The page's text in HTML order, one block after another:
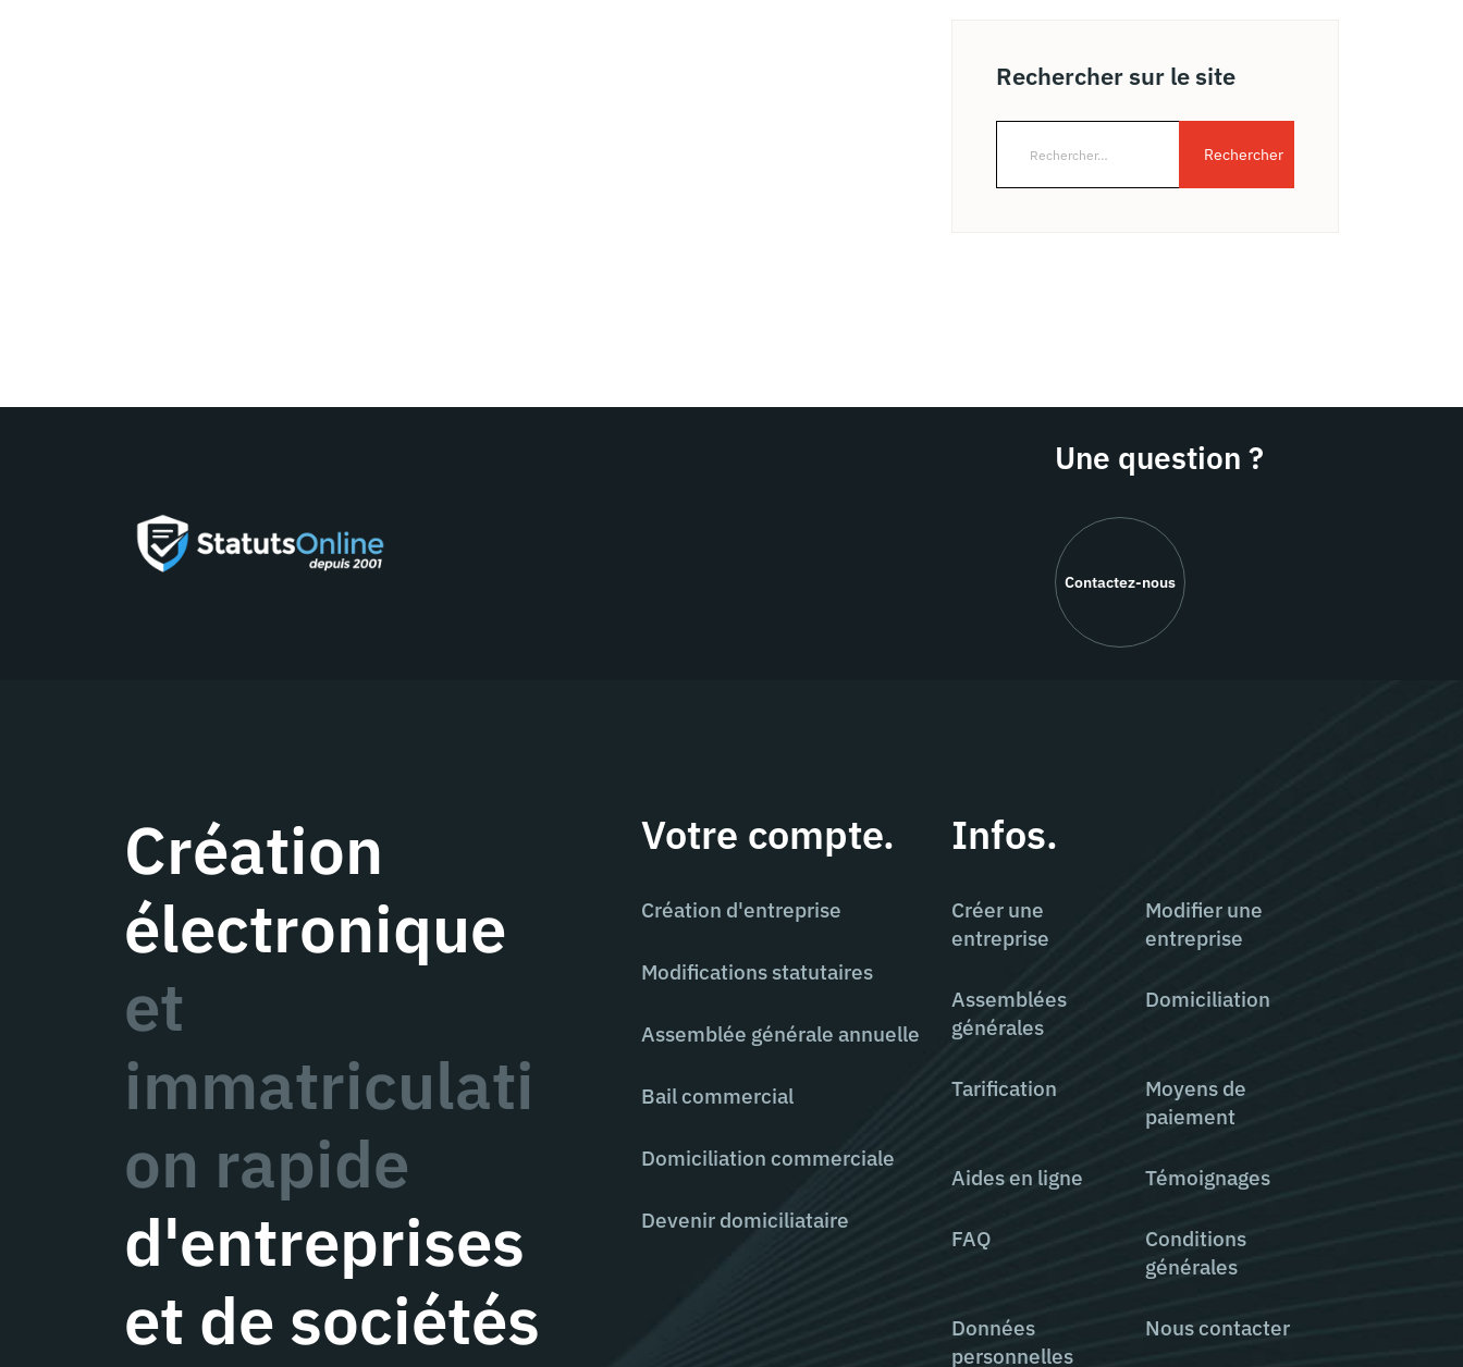
Rechercher sur le site
Une question ?
Contactez-nous
Création
électronique
et
immatriculati
on rapide
d'entreprises
et de sociétés
Votre compte.
Création d'entreprise
Modifications statutaires
Assemblée générale annuelle
Bail commercial
Domiciliation commerciale
Devenir domiciliataire
Infos.
Créer une
entreprise
Modifier une
entreprise
Assemblées
générales
Domiciliation
Tarification
Moyens de
paiement
Aides en ligne Témoignages
FAQ
Conditions
générales
Données
personnelles
Nous contacter